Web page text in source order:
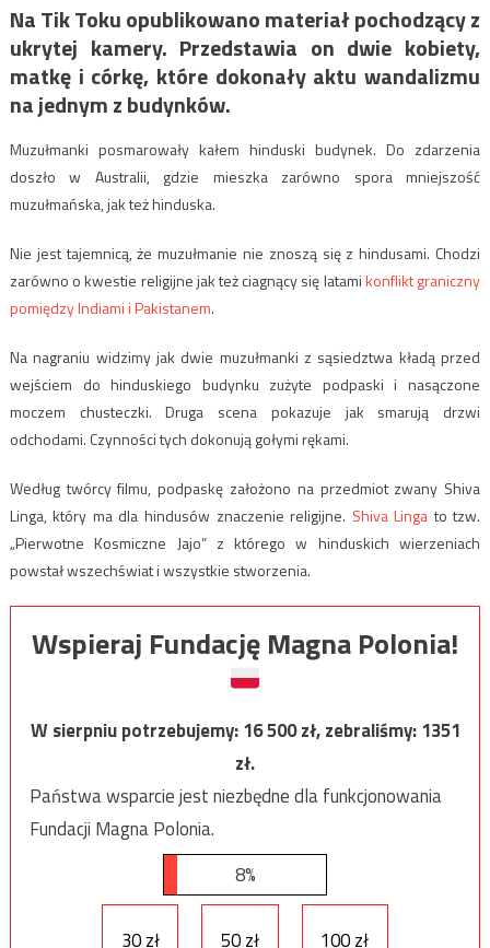
Na Tik Toku opublikowano materiał pochodzący z
ukrytej kamery. Przedstawia on dwie kobiety,
matkę i córkę, które dokonały aktu wandalizmu
na jednym z budynków.
Muzułmanki posmarowały kałem hinduski budynek. Do zdarzenia
doszło w Australii, gdzie mieszka zarówno spora mniejszość
muzułmańska, jak też hinduska.
Nie jest tajemnicą, że muzułmanie nie znoszą się z hindusami. Chodzi
zarówno o kwestie religijne jak też ciagnący się latamikonflikt graniczny
pomiędzy Indiami i Pakistanem.
Na nagraniu widzimy jak dwie muzułmanki z sąsiedztwa kładą przed
wejściem do hinduskiego budynku zużyte podpaski i nasączone
moczem chusteczki. Druga scena pokazuje jak smarują drzwi
odchodami. Czynności tych dokonują gołymi rękami.
Według twórcy filmu, podpaskę założono na przedmiot zwany Shiva
Linga, który ma dla hindusów znaczenie religijne. Shiva Linga to tzw.
„Pierwotne Kosmiczne Jajo” z którego w hinduskich wierzeniach
powstał wszechświat i wszystkie stworzenia.
Wspieraj Fundację Magna Polonia!
W sierpniu potrzebujemy:16 500zł, zebraliśmy:1351
zł.
Państwa wsparcie jest niezbędne dla funkcjonowania
Fundacji Magna Polonia.
8%
30 zł 50 zł 100 zł